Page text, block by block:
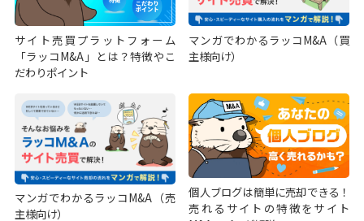
サイト売買プラットフォーム
「ラッコM&A」とは？特徴やこ
だわりポイント
マンガでわかるラッコM&A（買
主様向け）
マンガでわかるラッコM&A（売
主様向け）
個人ブログは簡単に売却できる！
売れるサイトの特徴をサイト